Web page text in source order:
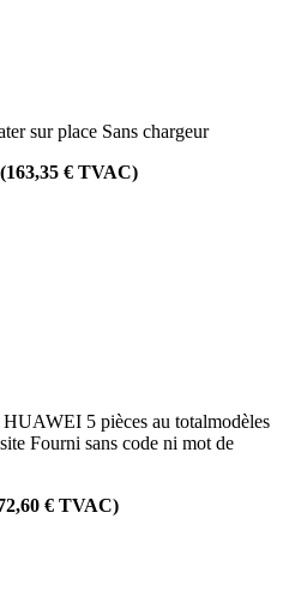
sur place Sans chargeur
€ TVAC)
5 pièces au totalmodèles
Fourni sans code ni mot de
€ TVAC)